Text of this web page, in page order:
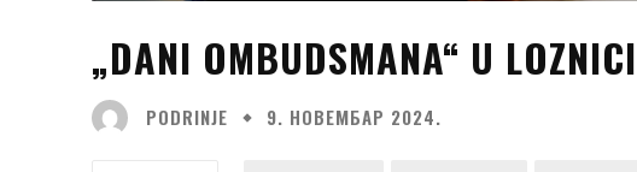
„DANI OMBUDSMANA“ U LOZNICI
PODRINJE 9. НОВЕМБАР 2024.